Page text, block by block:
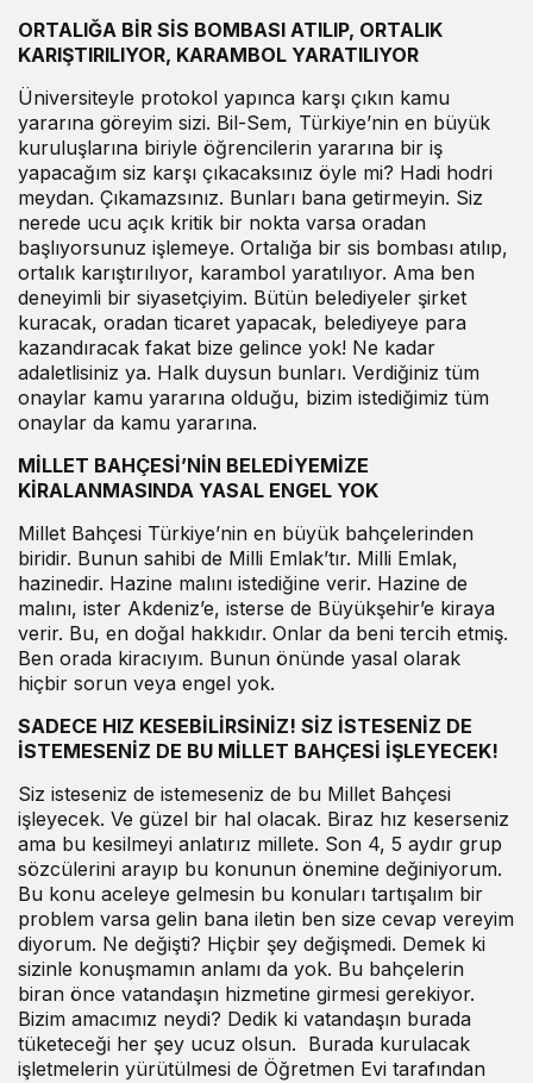
ORTALIĞA BİR SİS BOMBASI ATILIP, ORTALIK
KARIŞTIRILIYOR, KARAMBOL YARATILIYOR
Üniversiteyle protokol yapınca karşı çıkın kamu
yararına göreyim sizi. Bil-Sem, Türkiye’nin en büyük
kuruluşlarına biriyle öğrencilerin yararına bir iş
yapacağım siz karşı çıkacaksınız öyle mi? Hadi hodri
meydan. Çıkamazsınız. Bunları bana getirmeyin. Siz
nerede ucu açık kritik bir nokta varsa oradan
başlıyorsunuz işlemeye. Ortalığa bir sis bombası atılıp,
ortalık karıştırılıyor, karambol yaratılıyor. Ama ben
deneyimli bir siyasetçiyim. Bütün belediyeler şirket
kuracak, oradan ticaret yapacak, belediyeye para
kazandıracak fakat bize gelince yok! Ne kadar
adaletlisiniz ya. Halk duysun bunları. Verdiğiniz tüm
onaylar kamu yararına olduğu, bizim istediğimiz tüm
onaylar da kamu yararına.
MİLLET BAHÇESİ’NİN BELEDİYEMİZE
KİRALANMASINDA YASAL ENGEL YOK
Millet Bahçesi Türkiye’nin en büyük bahçelerinden
biridir. Bunun sahibi de Milli Emlak’tır. Milli Emlak,
hazinedir. Hazine malını istediğine verir. Hazine de
malını, ister Akdeniz’e, isterse de Büyükşehir’e kiraya
verir. Bu, en doğal hakkıdır. Onlar da beni tercih etmiş.
Ben orada kiracıyım. Bunun önünde yasal olarak
hiçbir sorun veya engel yok.
SADECE HIZ KESEBİLİRSİNİZ! SİZ İSTESENİZ DE
İSTEMESENİZ DE BU MİLLET BAHÇESİ İŞLEYECEK!
Siz isteseniz de istemeseniz de bu Millet Bahçesi
işleyecek. Ve güzel bir hal olacak. Biraz hız keserseniz
ama bu kesilmeyi anlatırız millete. Son 4, 5 aydır grup
sözcülerini arayıp bu konunun önemine değiniyorum.
Bu konu aceleye gelmesin bu konuları tartışalım bir
problem varsa gelin bana iletin ben size cevap vereyim
diyorum. Ne değişti? Hiçbir şey değişmedi. Demek ki
sizinle konuşmamın anlamı da yok. Bu bahçelerin
biran önce vatandaşın hizmetine girmesi gerekiyor.
Bizim amacımız neydi? Dedik ki vatandaşın burada
tüketeceği her şey ucuz olsun. Burada kurulacak
işletmelerin yürütülmesi de Öğretmen Evi tarafından